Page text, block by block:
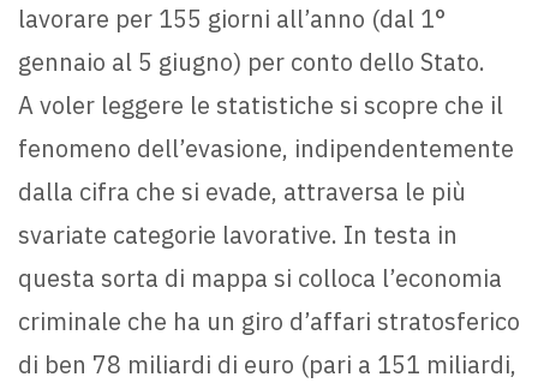
lavorare per 155 giorni all’anno (dal 1°
gennaio al 5 giugno) per conto dello Stato.
A voler leggere le statistiche si scopre che il
fenomeno dell’evasione, indipendentemente
dalla cifra che si evade, attraversa le più
svariate categorie lavorative. In testa in
questa sorta di mappa si colloca l’economia
criminale che ha un giro d’affari stratosferico
di ben 78 miliardi di euro (pari a 151 miliardi,